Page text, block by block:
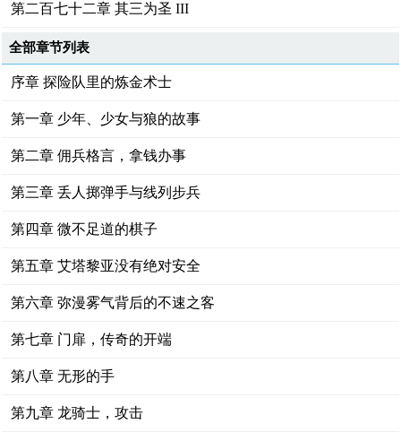
第二百七十二章 其三为圣 III
全部章节列表
序章 探险队里的炼金术士
第一章 少年、少女与狼的故事
第二章 佣兵格言，拿钱办事
第三章 丢人掷弹手与线列步兵
第四章 微不足道的棋子
第五章 艾塔黎亚没有绝对安全
第六章 弥漫雾气背后的不速之客
第七章 门扉，传奇的开端
第八章 无形的手
第九章 龙骑士，攻击